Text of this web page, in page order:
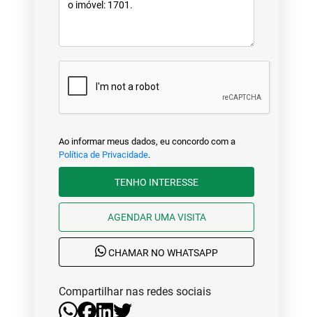
Ao informar meus dados, eu concordo com a
Política de Privacidade.
TENHO INTERESSE
AGENDAR UMA VISITA
CHAMAR NO WHATSAPP
Compartilhar nas redes sociais